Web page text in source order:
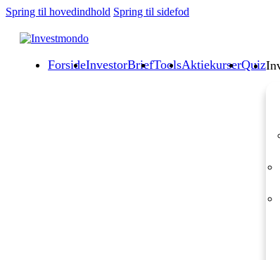
Spring til hovedindhold Spring til sidefod
ForsideInvestorBriefToolsAktiekurserQuiz